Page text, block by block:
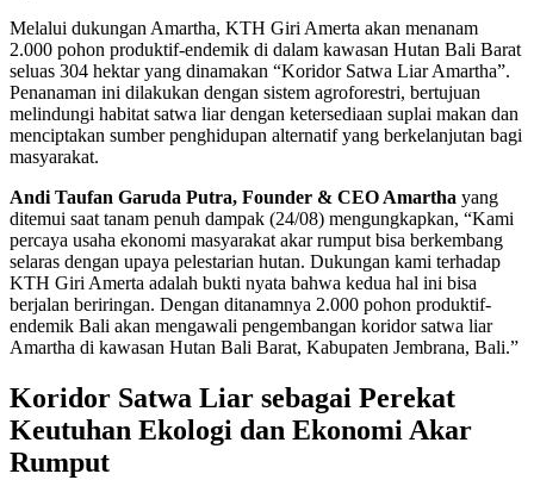
Melalui dukungan Amartha, KTH Giri Amerta akan menanam
2.000 pohon produktif-endemik di dalam kawasan Hutan Bali Barat
seluas 304 hektar yang dinamakan “Koridor Satwa Liar Amartha”.
Penanaman ini dilakukan dengan sistem agroforestri, bertujuan
melindungi habitat satwa liar dengan ketersediaan suplai makan dan
menciptakan sumber penghidupan alternatif yang berkelanjutan bagi
masyarakat.
Andi Taufan Garuda Putra, Founder & CEO Amartha yang
ditemui saat tanam penuh dampak (24/08) mengungkapkan, “Kami
percaya usaha ekonomi masyarakat akar rumput bisa berkembang
selaras dengan upaya pelestarian hutan. Dukungan kami terhadap
KTH Giri Amerta adalah bukti nyata bahwa kedua hal ini bisa
berjalan beriringan. Dengan ditanamnya 2.000 pohon produktif-
endemik Bali akan mengawali pengembangan koridor satwa liar
Amartha di kawasan Hutan Bali Barat, Kabupaten Jembrana, Bali.”
Koridor Satwa Liar sebagai Perekat
Keutuhan Ekologi dan Ekonomi Akar
Rumput